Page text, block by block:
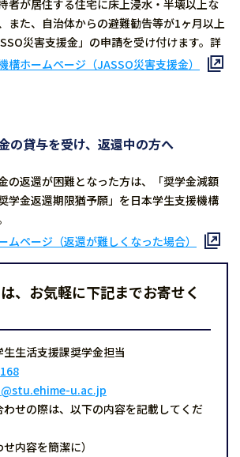
者が居住する住宅に床上浸水・半壊以上な
また、自治体からの避難勧告等が1ヶ月以上
災害支援金」の申請を受け付けます。詳
構ホームページ（JASSO災害支援金）
の貸与を受け、返還中の方へ
の返還が困難となった方は、「奨学金減額
学金返還期限猶予願」を日本学生支援機構
ムページ（返還が難しくなった場合）
、お気軽に下記までお寄せく
生活支援課奨学金担当
u.ac.jp
せの際は、以下の内容を記載してくだ
内容を簡潔に）